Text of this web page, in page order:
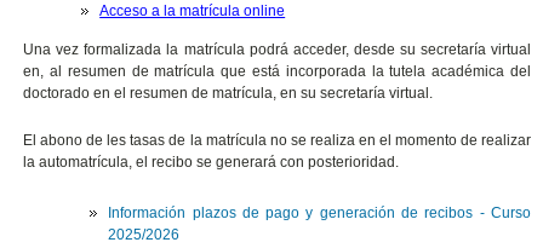
Acceso a la matrícula online
Una vez formalizada la matrícula podrá acceder, desde su secretaría virtual
en, al resumen de matrícula que está incorporada la tutela académica del
doctorado en el resumen de matrícula, en su secretaría virtual.
El abono de les tasas de la matrícula no se realiza en el momento de realizar
la automatrícula, el recibo se generará con posterioridad.
Información plazos de pago y generación de recibos - Curso
2025/2026